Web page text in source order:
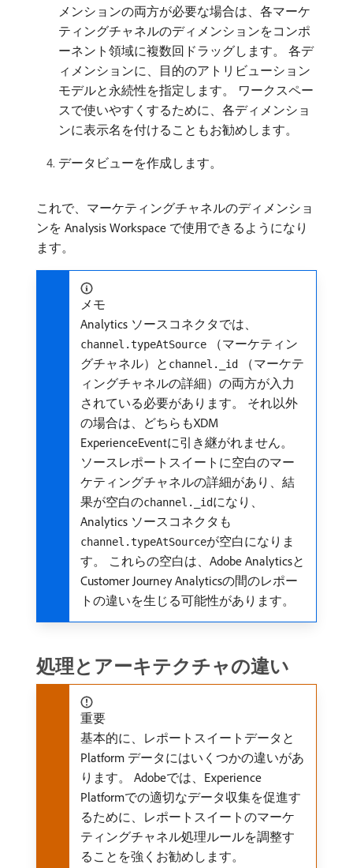
メンションの両方が必要な場合は、各マーケ
ティングチャネルのディメンションをコンポ
ーネント領域に複数回ドラッグします。 各デ
ィメンションに、目的のアトリビューション
モデルと永続性を指定します。 ワークスペー
スで使いやすくするために、各ディメンショ
ンに表示名を付けることもお勧めします。
データビューを作成します。
これで、マーケティングチャネルのディメンショ
ンを Analysis Workspace で使用できるようになり
ます。
メモ
Analytics ソースコネクタでは、
channel.typeAtSource
（マーケティン
グチャネル）と channel._id
（マーケテ
ィングチャネルの詳細）の両方が入力
されている必要があります。 それ以外
の場合は、どちらもXDM
ExperienceEventに引き継がれません。
ソースレポートスイートに空白のマー
ケティングチャネルの詳細があり、結
果が空白のchannel._idになり、
Analytics ソースコネクタも
channel.typeAtSourceが空白になりま
す。 これらの空白は、Adobe Analyticsと
Customer Journey Analyticsの間のレポー
トの違いを生じる可能性があります。
処理とアーキテクチャの違い
重要
基本的に、レポートスイートデータと
Platform データにはいくつかの違いがあ
ります。 Adobeでは、Experience
Platformでの適切なデータ収集を促進す
るために、レポートスイートのマーケ
ティングチャネル処理ルールを調整す
ることを強くお勧めします。